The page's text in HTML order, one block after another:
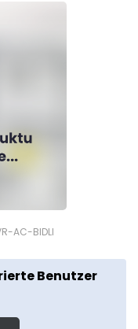
AC-BIDLI
Benutzer